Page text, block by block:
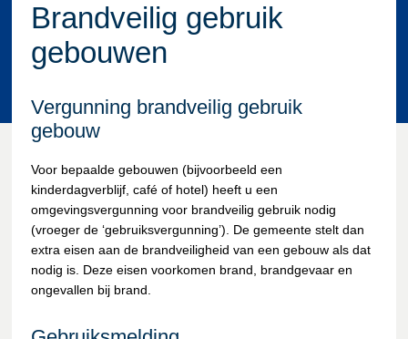
Brandveilig gebruik
gebouwen
Vergunning brandveilig gebruik
gebouw
Voor bepaalde gebouwen (bijvoorbeeld een
kinderdagverblijf, café of hotel) heeft u een
omgevingsvergunning voor brandveilig gebruik nodig
(vroeger de ‘gebruiksvergunning’). De gemeente stelt dan
extra eisen aan de brandveiligheid van een gebouw als dat
nodig is. Deze eisen voorkomen brand, brandgevaar en
ongevallen bij brand.